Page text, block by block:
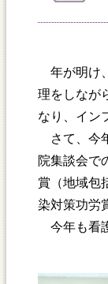
年が明け
理をしなが
なり、イン
さて、今
院集談会で
賞（地域包
染対策功労
今年も看